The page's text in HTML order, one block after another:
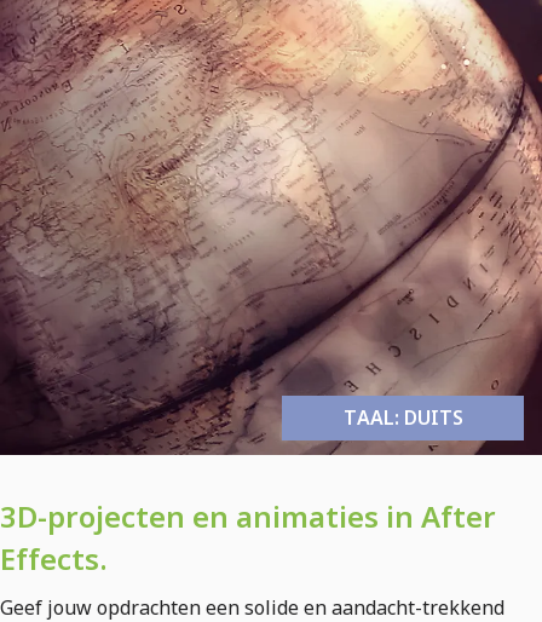
TAAL: DUITS
3D-projecten en animaties in After
Effects.
Geef jouw opdrachten een solide en aandacht-trekkend